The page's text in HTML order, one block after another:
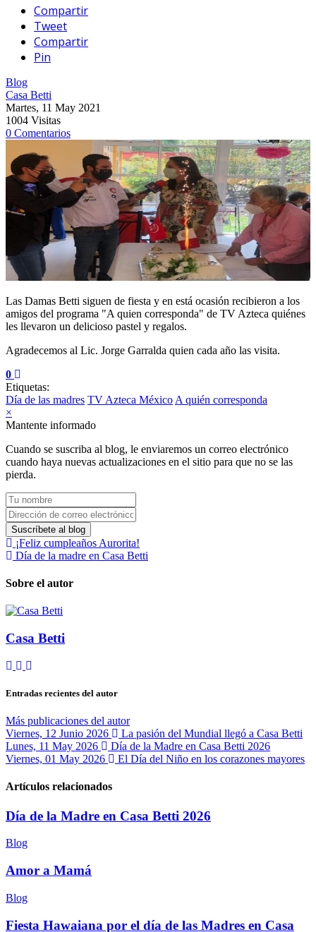
Compartir
Tweet
Compartir
Pin
Blog
Casa Betti
Martes, 11 May 2021
1004 Visitas
0 Comentarios
Las Damas Betti siguen de fiesta y en está ocasión recibieron a los
amigos del programa "A quien corresponda" de TV Azteca quiénes
les llevaron un delicioso pastel y regalos.
Agradecemos al Lic. Jorge Garralda quien cada año las visita.
0
Etiquetas:
Día de las madres TV Azteca México A quién corresponda
×
Mantente informado
Cuando se suscriba al blog, le enviaremos un correo electrónico
cuando haya nuevas actualizaciones en el sitio para que no se las
pierda.
Tu nombre
Dirección de correo electrónico
Suscríbete al blog
¡Feliz cumpleaños Aurorita!
Día de la madre en Casa Betti
Sobre el autor
Casa Betti
Suscribirse a las actualizaciones
Cancelar la suscripción a las actualizaciones del autor
Entradas recientes del autor
Más publicaciones del autor
Viernes, 12 Junio 2026
La pasión del Mundial llegó a Casa Betti
Lunes, 11 May 2026
Día de la Madre en Casa Betti 2026
Viernes, 01 May 2026
El Día del Niño en los corazones mayores
Artículos relacionados
Día de la Madre en Casa Betti 2026
Blog
Amor a Mamá
Blog
Fiesta Hawaiana por el día de las Madres en Casa